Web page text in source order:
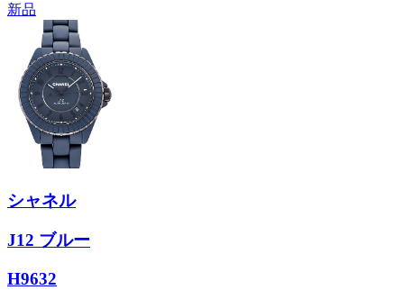
新品
シャネル
J12 ブルー
H9632